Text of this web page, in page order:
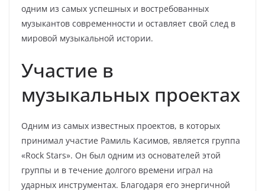
одним из самых успешных и востребованных
музыкантов современности и оставляет свой след в
мировой музыкальной истории.
Участие в
музыкальных проектах
Одним из самых известных проектов, в которых
принимал участие Рамиль Касимов, является группа
«Rock Stars». Он был одним из основателей этой
группы и в течение долгого времени играл на
ударных инструментах. Благодаря его энергичной